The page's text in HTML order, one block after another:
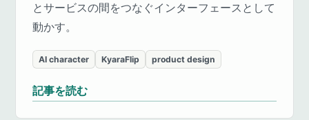
とサービスの間をつなぐインターフェースとして
動かす。
AI character KyaraFlip product design
記事を読む